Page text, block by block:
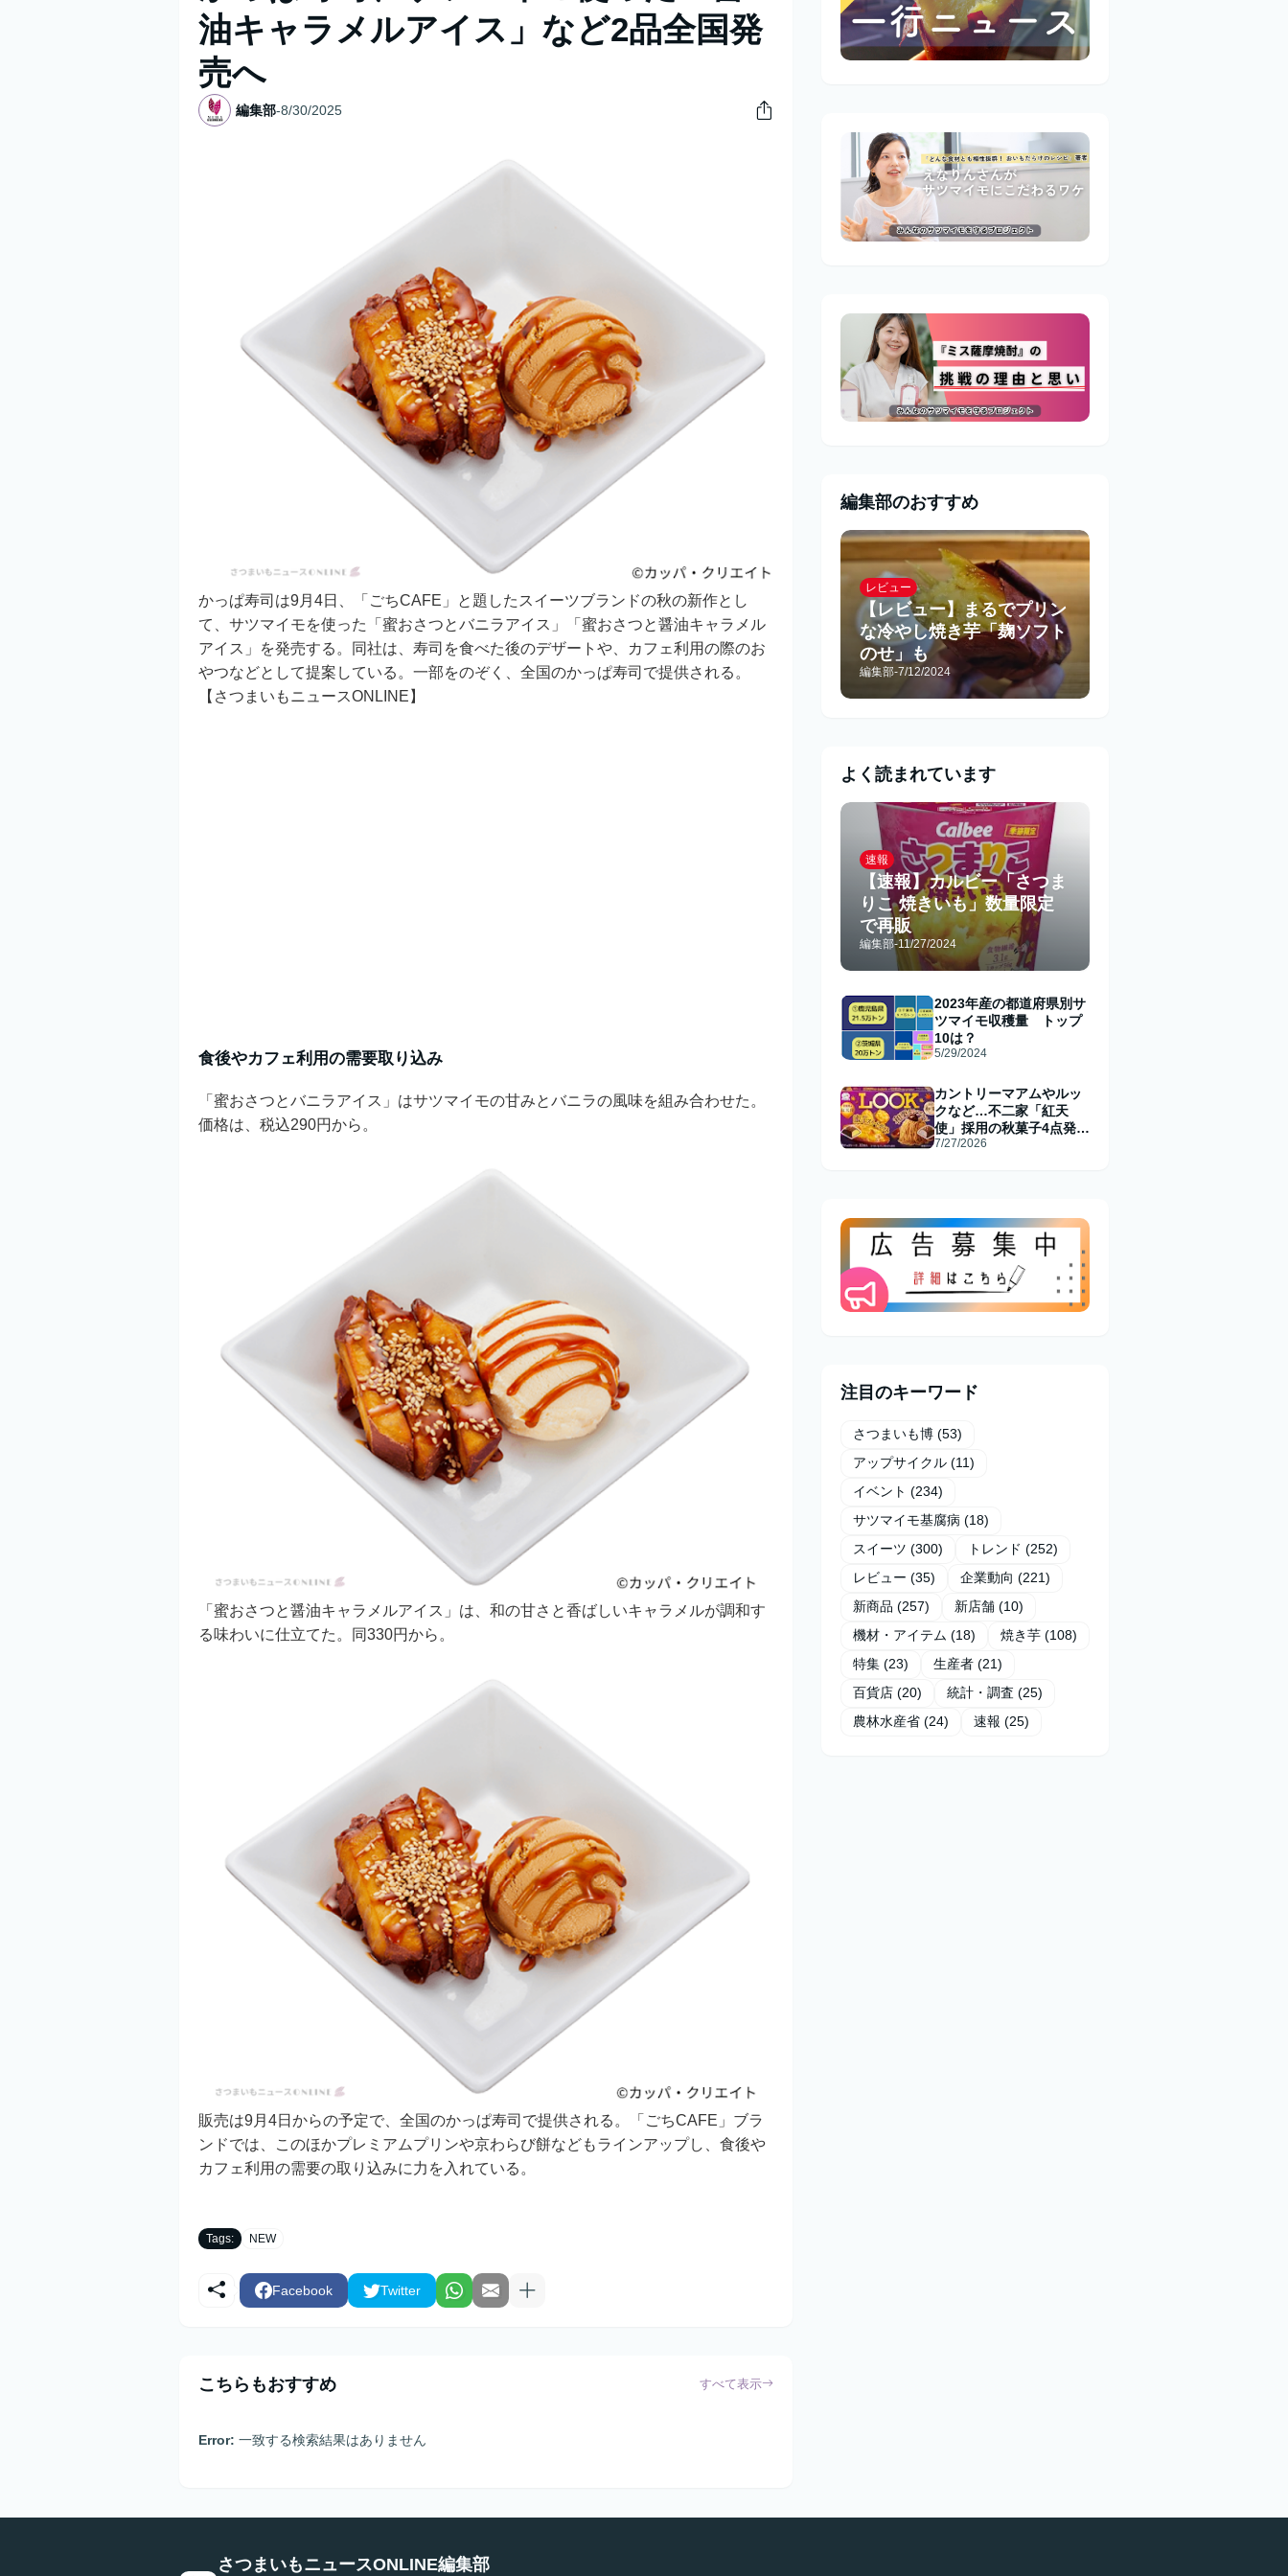
油キャラメルアイス」など2品全国発
売へ
編集部-8/30/2025
かっぱ寿司は9月4日、「ごちCAFE」と題したスイーツブランドの秋の新作とし
て、サツマイモを使った「蜜おさつとバニラアイス」「蜜おさつと醤油キャラメル
アイス」を発売する。同社は、寿司を食べた後のデザートや、カフェ利用の際のお
やつなどとして提案している。一部をのぞく、全国のかっぱ寿司で提供される。
【さつまいもニュースONLINE】
食後やカフェ利用の需要取り込み
「蜜おさつとバニラアイス」はサツマイモの甘みとバニラの風味を組み合わせた。
価格は、税込290円から。
「蜜おさつと醤油キャラメルアイス」は、和の甘さと香ばしいキャラメルが調和す
る味わいに仕立てた。同330円から。
販売は9月4日からの予定で、全国のかっぱ寿司で提供される。「ごちCAFE」ブラ
ンドでは、このほかプレミアムプリンや京わらび餅などもラインアップし、食後や
カフェ利用の需要の取り込みに力を入れている。
Tags: NEW
Facebook Twitter
こちらもおすすめ すべて表示
Error: 一致する検索結果はありません
編集部のおすすめ
レビュー
【レビュー】まるでプリン
な冷やし焼き芋「麹ソフト
のせ」も
編集部-7/12/2024
よく読まれています
速報
【速報】カルビー「さつま
りこ 焼きいも」数量限定
で再販
編集部-11/27/2024
2023年産の都道府県別サ
ツマイモ収穫量 トップ
10は？
5/29/2024
カントリーマアムやルッ
クなど…不二家「紅天
使」採用の秋菓子4点発売
へ
7/27/2026
注目のキーワード
さつまいも博 (53)
アップサイクル (11)
イベント (234)
サツマイモ基腐病 (18)
スイーツ (300) トレンド (252)
レビュー (35) 企業動向 (221)
新商品 (257) 新店舗 (10)
機材・アイテム (18) 焼き芋 (108)
特集 (23) 生産者 (21)
百貨店 (20) 統計・調査 (25)
農林水産省 (24) 速報 (25)
さつまいもニュースONLINE編集部